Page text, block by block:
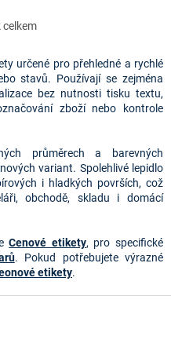
určené pro přehledné a rychlé
stavů. Používají se zejména
bez nutnosti tisku textu,
zboží nebo kontrole
průměrech a barevných
variant. Spolehlivé lepidlo
i hladkých površích, což
obchodě, skladu i domácí
Cenové etikety, pro specifické
. Pokud potřebujete výrazné
etikety.